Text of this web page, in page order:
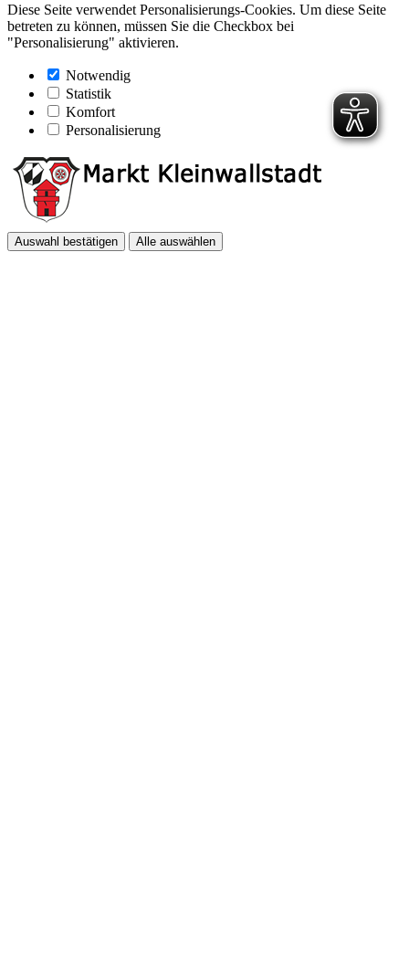
Diese Seite verwendet Personalisierungs-Cookies. Um diese Seite
betreten zu können, müssen Sie die Checkbox bei
"Personalisierung" aktivieren.
Notwendig
Statistik
Komfort
Personalisierung
Auswahl bestätigen Alle auswählen